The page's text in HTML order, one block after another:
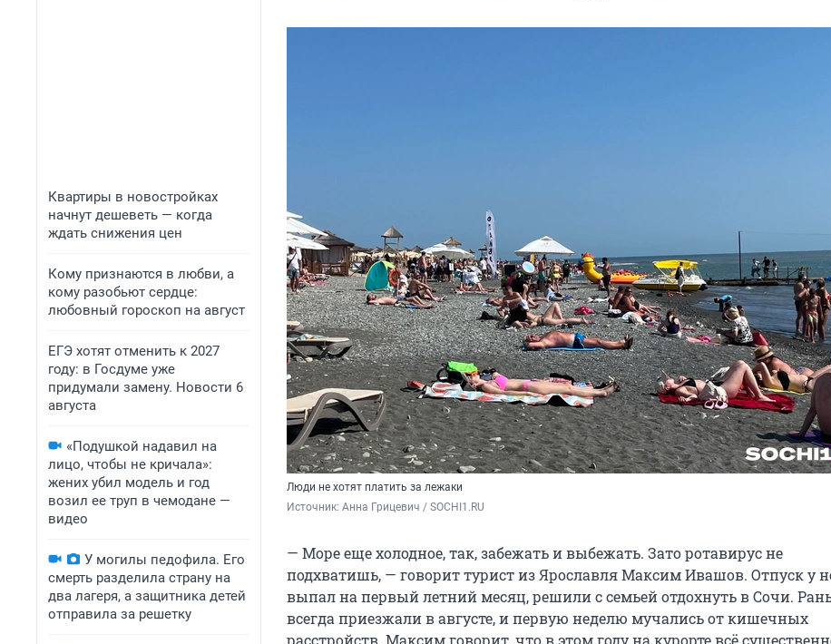
Квартиры в новостройках
начнут дешеветь — когда
ждать снижения цен
Кому признаются в любви, а
кому разобьют сердце:
любовный гороскоп на август
ЕГЭ хотят отменить к 2027
году: в Госдуме уже
придумали замену. Новости 6
августа
«Подушкой надавил на
лицо, чтобы не кричала»:
жених убил модель и год
возил ее труп в чемодане —
видео
У могилы педофила. Его
смерть разделила страну на
два лагеря, а защитника детей
отправила за решетку
Люди не хотят платить за лежаки
Источник: Анна Грицевич / SOCHI1.RU
— Море еще холодное, так, забежать и выбежать. Зато ротавирус не
подхватишь, — говорит турист из Ярославля Максим Ивашов. Отпуск у
выпал на первый летний месяц, решили с семьей отдохнуть в Сочи.
всегда приезжали в августе, и первую неделю мучались от кишечных
расстройств. Максим говорит, что в этом году на курорте всё